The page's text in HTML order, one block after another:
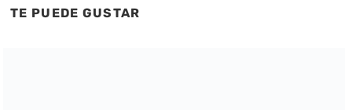
TE PUEDE GUSTAR